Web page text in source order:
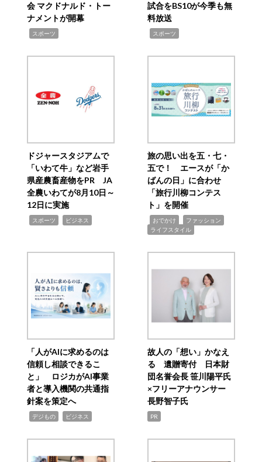
会 マクドナルド・トー
ナメントが開幕
スポーツ
試合をBS10が今季も無
料放送
スポーツ
ドジャースタジアムで
「いわて牛」など岩手
県産農畜産物をPR JA
全農いわてが8月10日～
12日に実施
スポーツ ビジネス
旅の思い出を五・七・
五で！ エースが「か
ばんの日」に合わせ
「旅行川柳コンテス
ト」を開催
おでかけ ファッション
ライフスタイル
「人がAIに求めるのは
信頼し相談できるこ
と」 ロジカがAI事業
者と導入機関の共通指
針案を策定へ
デジもの ビジネス
故人の「想い」かなえ
る 遺贈寄付 日本財
団名誉会長 笹川陽平氏
×フリーアナウンサー
長野智子氏
PR